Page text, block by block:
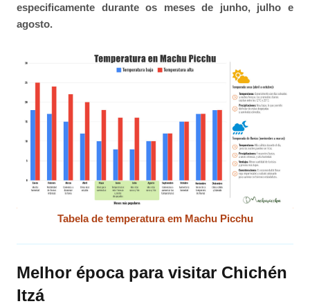
especificamente durante os meses de junho, julho e
agosto.
Tabela de temperatura em Machu Picchu
Melhor época para visitar Chichén
Itzá